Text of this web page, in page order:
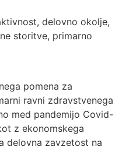
delovno okolje,
storitve, primarno
pomena za
ravni zdravstvenega
med pandemijo Covid-
z ekonomskega
delovna zavzetost na